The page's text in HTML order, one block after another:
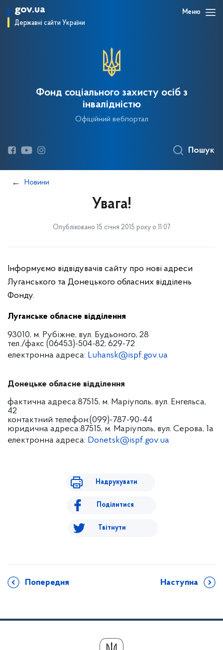
gov.ua
Державні сайти України
Меню
Фонд соціального захисту осіб з
інвалідністю
Офіційний вебпортал
Пошук
Новини
Увага!
Опубліковано 15 січня 2015 року о 11:07
Інформуємо відвідувачів сайту про нові адреси
Луганського та Донецького обласних відділень
Фонду.
Луганське обласне відділення
93010, м. Рубіжне, вул. Будьоного, 28
тел./факс (06453)-504-82; 629-72
електронна адреса: Luhansk@ispf.gov.ua
Донецьке обласне відділення
фактична адреса:87515, м. Маріуполь, вул. Енгельса,
42
контактний телефон:(099)-787-90-44
юридична адреса:87515, м. Маріуполь, вул. Серова, 1а
електронна адреса: Donetsk@ispf.gov.ua
Надрукувати
Поділитися
Твітнути
Попередня Наступна